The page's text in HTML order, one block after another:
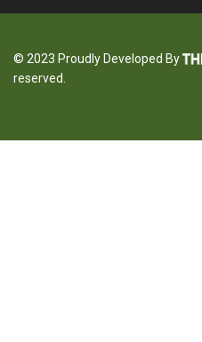
© 2023 Proudly Developed By
reserved.